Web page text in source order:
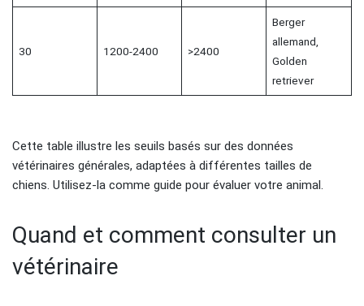
30 1200-2400 >2400
Berger
allemand,
Golden
retriever
Cette table illustre les seuils basés sur des données
vétérinaires générales, adaptées à différentes tailles de
chiens. Utilisez-la comme guide pour évaluer votre animal.
Quand et comment consulter un
vétérinaire